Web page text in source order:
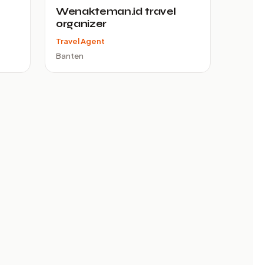
Wenakteman.id travel
organizer
Travel Agent
Banten